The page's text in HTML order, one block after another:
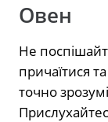
Овен
Не
причаїтися
точно